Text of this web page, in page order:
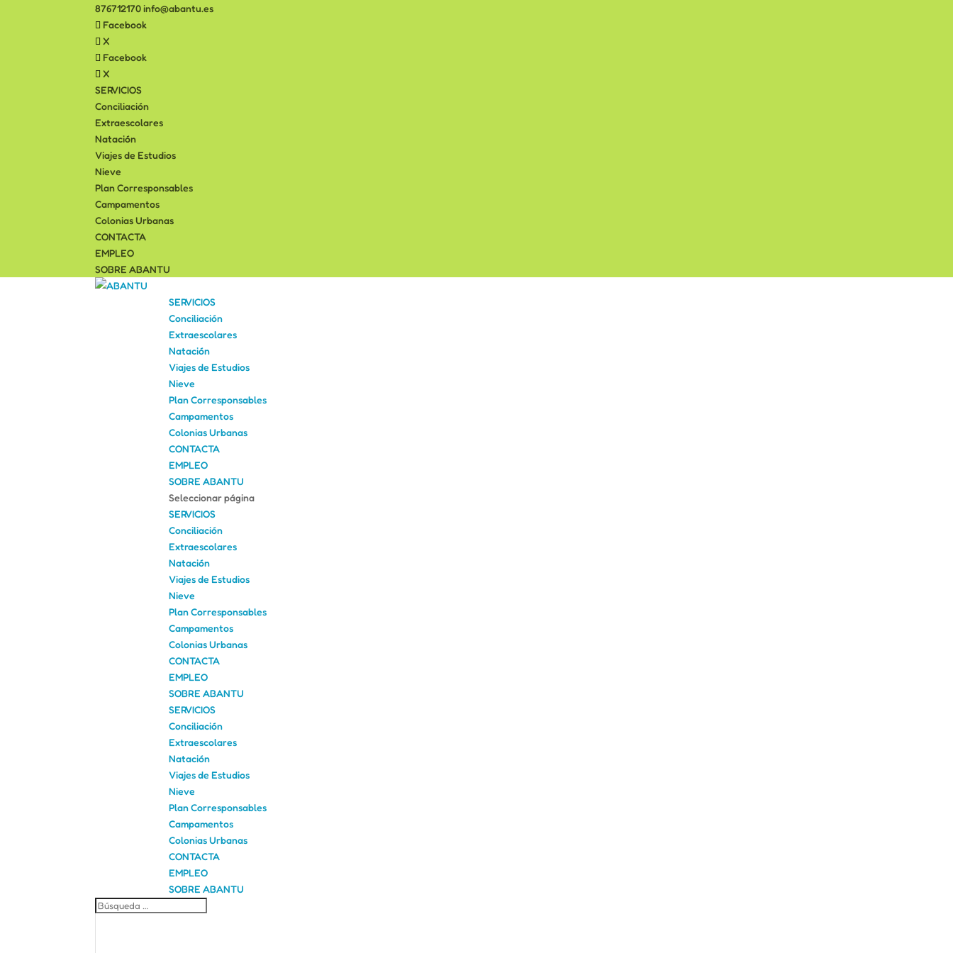
876712170 info@abantu.es
Facebook
X
Facebook
X
SERVICIOS
Conciliación
Extraescolares
Natación
Viajes de Estudios
Nieve
Plan Corresponsables
Campamentos
Colonias Urbanas
CONTACTA
EMPLEO
SOBRE ABANTU
SERVICIOS
Conciliación
Extraescolares
Natación
Viajes de Estudios
Nieve
Plan Corresponsables
Campamentos
Colonias Urbanas
CONTACTA
EMPLEO
SOBRE ABANTU
Seleccionar página
SERVICIOS
Conciliación
Extraescolares
Natación
Viajes de Estudios
Nieve
Plan Corresponsables
Campamentos
Colonias Urbanas
CONTACTA
EMPLEO
SOBRE ABANTU
SERVICIOS
Conciliación
Extraescolares
Natación
Viajes de Estudios
Nieve
Plan Corresponsables
Campamentos
Colonias Urbanas
CONTACTA
EMPLEO
SOBRE ABANTU